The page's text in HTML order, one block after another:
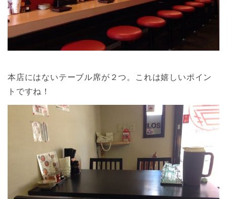
本店にはないテーブル席が２つ。これは嬉しいポイン
トですね！